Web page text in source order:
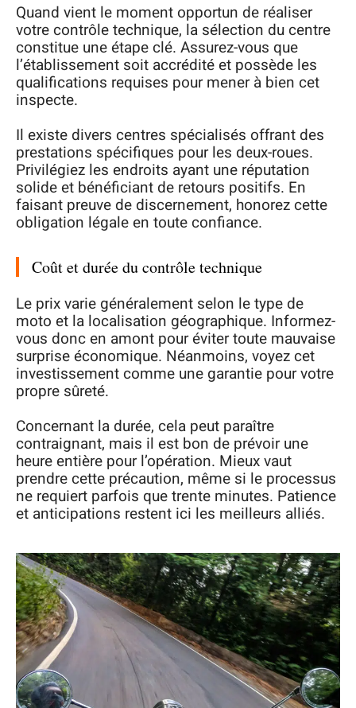
Quand vient le moment opportun de réaliser
votre contrôle technique, la sélection du centre
constitue une étape clé. Assurez-vous que
l’établissement soit accrédité et possède les
qualifications requises pour mener à bien cet
inspecte.
Il existe divers centres spécialisés offrant des
prestations spécifiques pour les deux-roues.
Privilégiez les endroits ayant une réputation
solide et bénéficiant de retours positifs. En
faisant preuve de discernement, honorez cette
obligation légale en toute confiance.
Coût et durée du contrôle technique
Le prix varie généralement selon le type de
moto et la localisation géographique. Informez-
vous donc en amont pour éviter toute mauvaise
surprise économique. Néanmoins, voyez cet
investissement comme une garantie pour votre
propre sûreté.
Concernant la durée, cela peut paraître
contraignant, mais il est bon de prévoir une
heure entière pour l’opération. Mieux vaut
prendre cette précaution, même si le processus
ne requiert parfois que trente minutes. Patience
et anticipations restent ici les meilleurs alliés.